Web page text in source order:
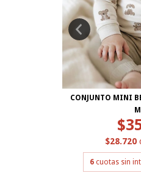
CONJUNTO MINI
$28.720
6 cuotas sin